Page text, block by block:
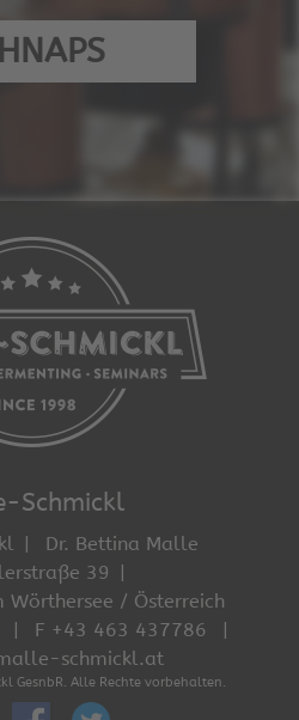
Schmickl
Dr. Bettina Malle
39
/ Österreich
F +43 463 437786
schmickl.at
GesnbR. Alle Rechte vorbehalten.